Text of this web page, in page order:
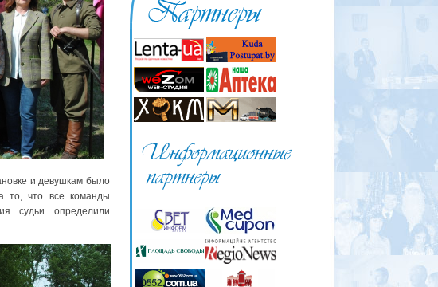
и девушкам было
то, что все команды
судьи определили